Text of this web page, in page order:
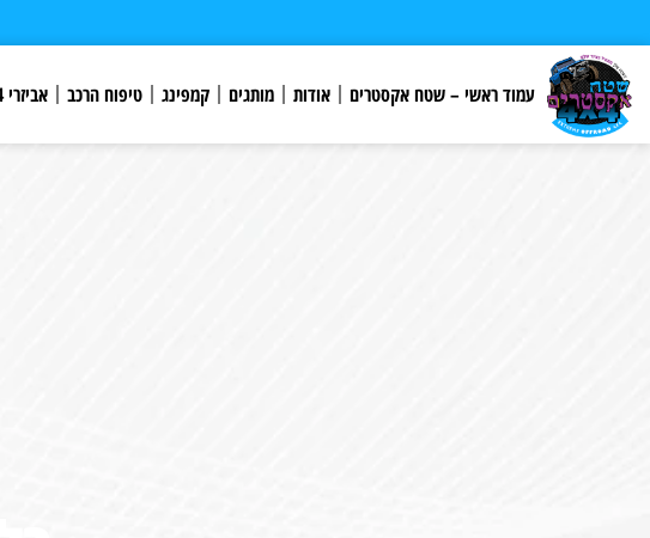
עמוד ראשי – שטח אקסטרים אודות מותגים קמפינג טיפוח הרכב אביזרי 4X4